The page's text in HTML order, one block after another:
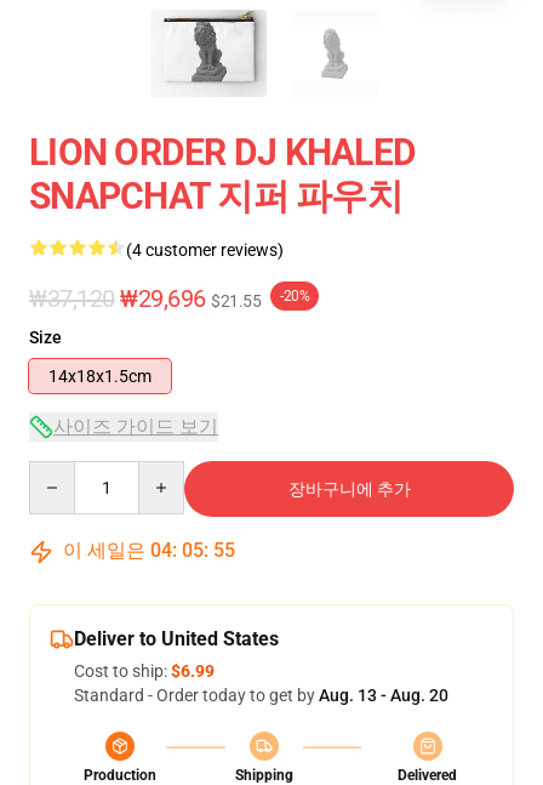
LION ORDER DJ KHALED
SNAPCHAT 지퍼 파우치
(4 customer reviews)
₩37,120₩29,696 $21.55 -20%
Size
14x18x1.5cm
사이즈 가이드 보기
장바구니에 추가
이 세일은 04: 05: 55
Deliver to United States
Cost to ship:$6.99
Standard - Order today to get byAug. 13 - Aug. 20
Production
Shipping
Delivered